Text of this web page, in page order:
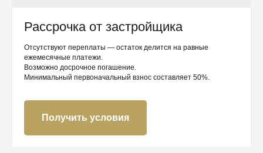
Рассрочка от застройщика
Отсутствуют переплаты — остаток делится на равные
ежемесячные платежи.
Возможно досрочное погашение.
Минимальный первоначальный взнос составляет 50%.
Получить условия